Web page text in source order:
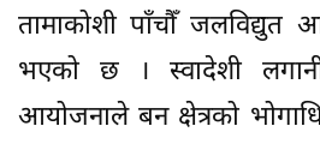
तामाकोशी पाँचौँ
भएको छ । स्वादेशी
आयोजनाले बन क्षेत्रको